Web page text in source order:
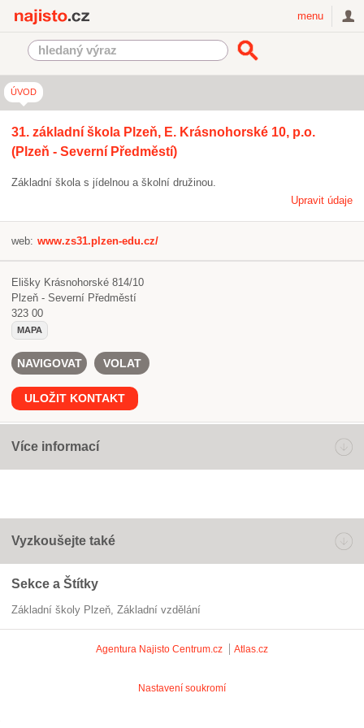
menu
ÚVOD
31. základní škola Plzeň, E. Krásnohorské 10, p.o.
(Plzeň - Severní Předměstí)
Základní škola s jídelnou a školní družinou.
Upravit údaje
web: www.zs31.plzen-edu.cz/
Elišky Krásnohorské 814/10
Plzeň - Severní Předměstí
323 00
MAPA
NAVIGOVAT VOLAT
ULOŽIT KONTAKT
Více informací
Vyzkoušejte také
Sekce a Štítky
Základní školy Plzeň základní vzdělání
Agentura Najisto Centrum.cz Atlas.cz
Nastavení soukromí